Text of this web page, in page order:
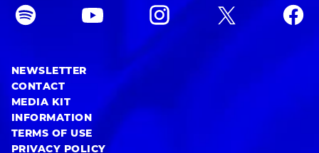
NEWSLETTER
CONTACT
MEDIA KIT
INFORMATION
TERMS OF USE
PRIVACY POLICY